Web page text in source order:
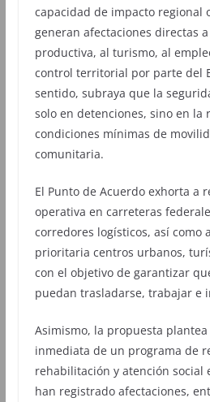
capacidad de impacto regional
generan afectaciones directas
productiva, al turismo, al
control territorial por parte del
sentido, subraya que la
solo en detenciones, sino en la
condiciones mínimas de
comunitaria.
El Punto de Acuerdo exhorta a
operativa en carreteras
corredores logísticos, así como
prioritaria centros urbanos,
con el objetivo de garantizar
puedan trasladarse, trabajar e
Asimismo, la propuesta
inmediata de un programa de
rehabilitación y atención social
han registrado afectaciones,